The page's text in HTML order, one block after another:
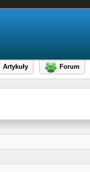
Artykuły Forum